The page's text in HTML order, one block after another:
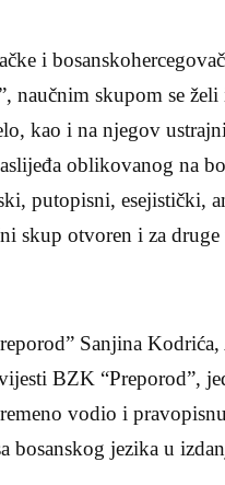
i
naučnim skupom se
kao i na njegov
oblikovanog na
putopisni,
skup otvoren i za
Sanjina
BZK “Preporod”,
vodio i
bosanskog jezika u